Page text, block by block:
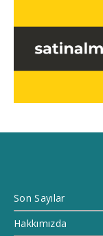
Son Sayılar
Hakkımızda